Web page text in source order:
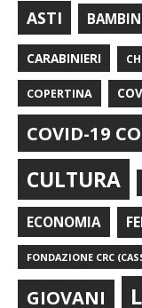
ASTI
CARABINIERI
COPERTINA
COVID-19
CULTURA
ECONOMIA
FONDAZIONE CRC
GIOVANI